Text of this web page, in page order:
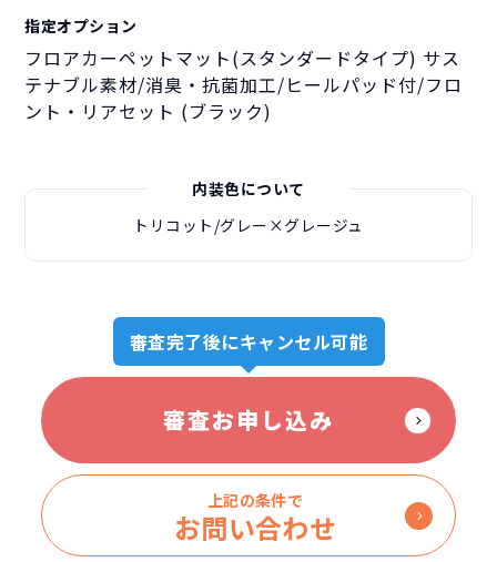
指定オプション
フロアカーペットマット(スタンダードタイプ) サス
テナブル素材/消臭・抗菌加工/ヒールパッド付/フロ
ント・リアセット (ブラック)
内装色について
トリコット/グレー×グレージュ
審査完了後にキャンセル可能
審査お申し込み
上記の条件で
お問い合わせ